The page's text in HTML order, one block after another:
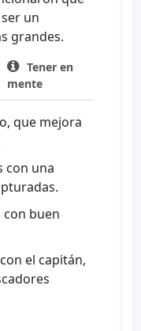
un
grandes.
 Tener en
mente
que mejora
con una
buen
el capitán,